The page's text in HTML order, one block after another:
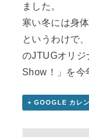
ました。
寒い冬には身
というわけで
のJTUGオリジ
Show！」を今
+ GOOGLE カレ